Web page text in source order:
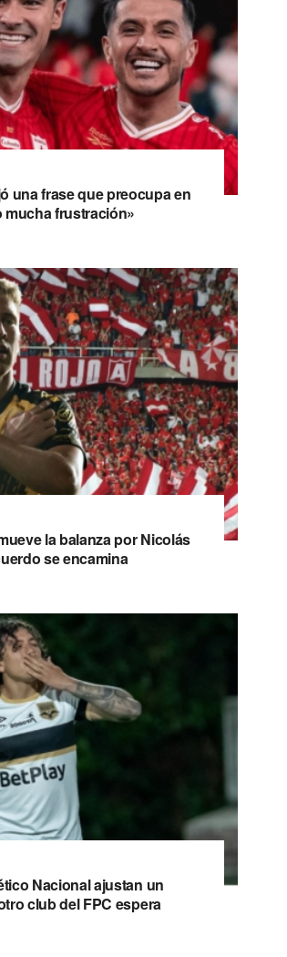
una frase que preocupa en
mucha frustración»
la balanza por Nicolás
se encamina
Nacional ajustan un
club del FPC espera